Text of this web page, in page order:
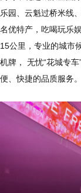
乐园、云魁过桥米线
名优特产，吃喝玩乐
15公里，专业的城市
机牌， 无忧“花城专
便、快捷的品质服务。